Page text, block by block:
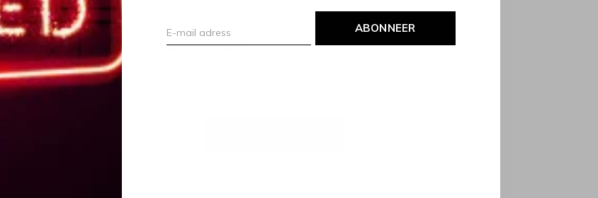
ABONNEER
Meld je aan voor onze nieuwsbrief
Ontvang de nieuwste aanbiedingen en promoties